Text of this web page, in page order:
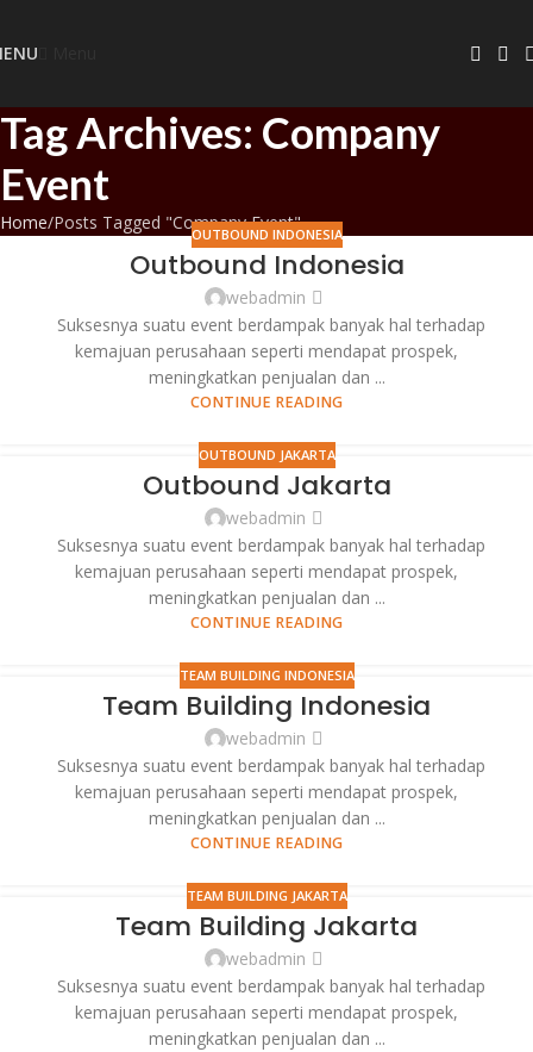
Tag Archives: Company
Event
Home Posts Tagged "Company Event"
OUTBOUND INDONESIA
Outbound Indonesia
webadmin
Suksesnya suatu event berdampak banyak hal terhadap
kemajuan perusahaan seperti mendapat prospek,
meningkatkan penjualan dan ...
CONTINUE READING
OUTBOUND JAKARTA
Outbound Jakarta
webadmin
Suksesnya suatu event berdampak banyak hal terhadap
kemajuan perusahaan seperti mendapat prospek,
meningkatkan penjualan dan ...
CONTINUE READING
TEAM BUILDING INDONESIA
Team Building Indonesia
webadmin
Suksesnya suatu event berdampak banyak hal terhadap
kemajuan perusahaan seperti mendapat prospek,
meningkatkan penjualan dan ...
CONTINUE READING
TEAM BUILDING JAKARTA
Team Building Jakarta
webadmin
Suksesnya suatu event berdampak banyak hal terhadap
kemajuan perusahaan seperti mendapat prospek,
meningkatkan penjualan dan ...